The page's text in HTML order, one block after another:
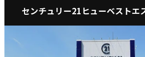
センチュリー21ヒューベストエ